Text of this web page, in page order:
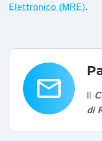
Elettronico (MRE).
email Il
di